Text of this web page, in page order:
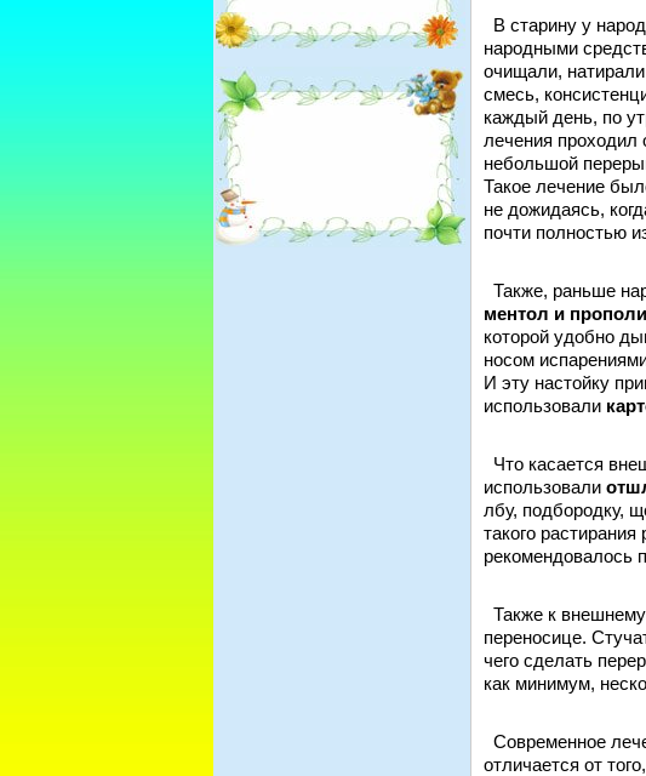
В старину у
народными
очищали,
смесь,
каждый день, по
лечения проходил
небольшой
Такое лечение
не дожидаясь,
почти полностью
Также, раньше
ментол и
которой удобно
носом
И эту настойку
использовали
Что касается
использовали
лбу, подбородку,
такого
рекомендовалось
Также к внешнему
переносице.
чего сделать
как минимум,
Современное
отличается от